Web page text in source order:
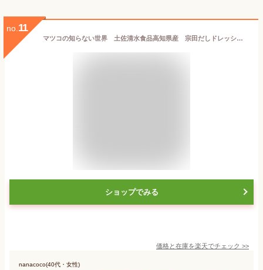
no. 11
マツコの知らない世界 土佐清水食品高知県産 宗田だしドレッシング190ml×3本セット（にんじん・小夏・和風風味）ご挨拶 ギフト 出産内祝 新築内祝 快気祝 結婚内祝 内祝 お返し お中元 入学内祝 引出物 香典返し 粗供養 プレゼント マツコ ドレッシング
ショップでみる
価格と在庫を楽天でチェック >>
nanacoco(40代・女性)